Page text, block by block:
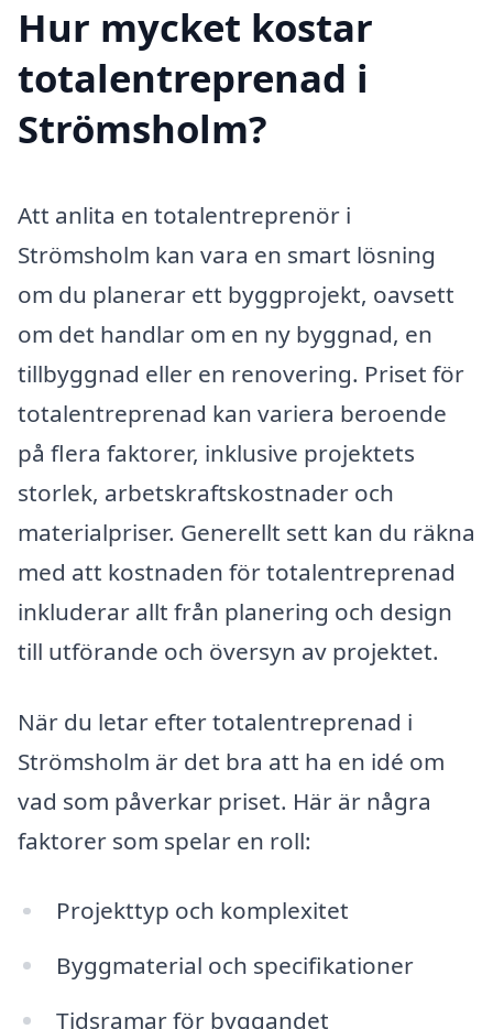
Hur mycket kostar
totalentreprenad i
Strömsholm?
Att anlita en totalentreprenör i
Strömsholm kan vara en smart lösning
om du planerar ett byggprojekt, oavsett
om det handlar om en ny byggnad, en
tillbyggnad eller en renovering. Priset för
totalentreprenad kan variera beroende
på flera faktorer, inklusive projektets
storlek, arbetskraftskostnader och
materialpriser. Generellt sett kan du räkna
med att kostnaden för totalentreprenad
inkluderar allt från planering och design
till utförande och översyn av projektet.
När du letar efter totalentreprenad i
Strömsholm är det bra att ha en idé om
vad som påverkar priset. Här är några
faktorer som spelar en roll:
Projekttyp och komplexitet
Byggmaterial och specifikationer
Tidsramar för byggandet